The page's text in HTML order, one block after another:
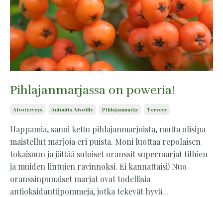
Pihlajanmarjassa on poweria!
Aivoterveys Autuutta Aivoille Pihlajanmarja Terveys
Happamia, sanoi kettu pihlajanmarjoista, mutta olisipa
maistellut marjoja eri puista. Moni luottaa repolaisen
tokaisuun ja jättää suloiset oranssit supermarjat tilhien
ja muiden lintujen ravinnoksi. Ei kannattaisi! Nuo
oranssinpunaiset marjat ovat todellisia
antioksidanttipommeja, jotka tekevät hyvä...